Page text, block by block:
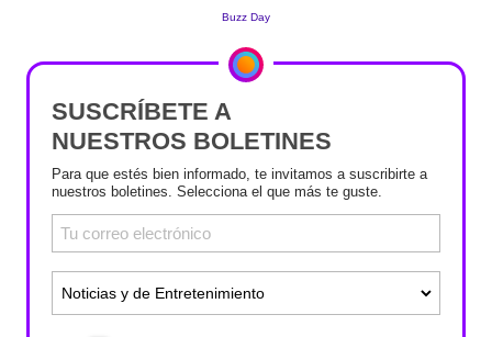
SUSCRÍBETE A
NUESTROS BOLETINES
Para que estés bien informado, te invitamos a suscribirte a
nuestros boletines. Selecciona el que más te guste.